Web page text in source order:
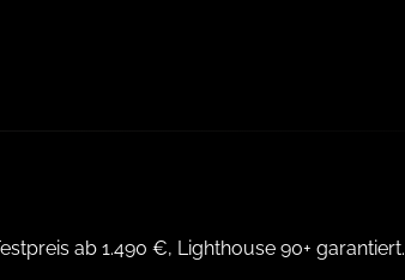
ab 1.490 €, Lighthouse 90+ garantiert.